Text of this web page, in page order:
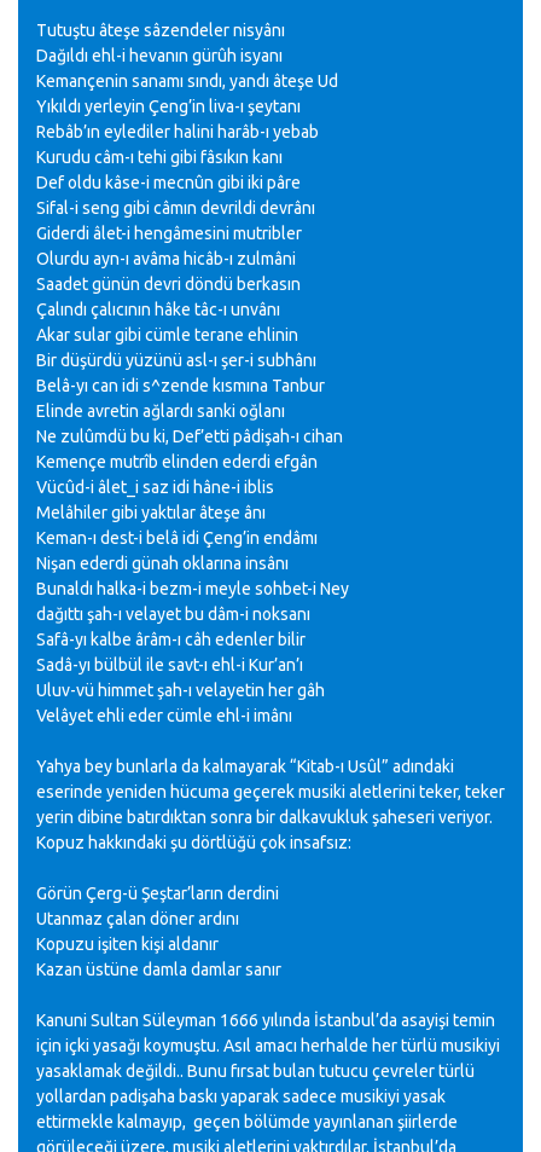
Tutuştu âteşe sâzendeler nisyânı
Dağıldı ehl-i hevanın gürûh isyanı
Kemançenin sanamı sındı, yandı âteşe Ud
Yıkıldı yerleyin Çeng’in liva-ı şeytanı
Rebâb’ın eylediler halini harâb-ı yebab
Kurudu câm-ı tehi gibi fâsıkın kanı
Def oldu kâse-i mecnûn gibi iki pâre
Sifal-i seng gibi câmın devrildi devrânı
Giderdi âlet-i hengâmesini mutribler
Olurdu ayn-ı avâma hicâb-ı zulmâni
Saadet günün devri döndü berkasın
Çalındı çalıcının hâke tâc-ı unvânı
Akar sular gibi cümle terane ehlinin
Bir düşürdü yüzünü asl-ı şer-i subhânı
Belâ-yı can idi s^zende kısmına Tanbur
Elinde avretin ağlardı sanki oğlanı
Ne zulûmdü bu ki, Def’etti pâdişah-ı cihan
Kemençe mutrîb elinden ederdi efgân
Vücûd-i âlet_i saz idi hâne-i iblis
Melâhiler gibi yaktılar âteşe ânı
Keman-ı dest-i belâ idi Çeng’in endâmı
Nişan ederdi günah oklarına insânı
Bunaldı halka-i bezm-i meyle sohbet-i Ney
dağıttı şah-ı velayet bu dâm-i noksanı
Safâ-yı kalbe ârâm-ı câh edenler bilir
Sadâ-yı bülbül ile savt-ı ehl-i Kur’an’ı
Uluv-vü himmet şah-ı velayetin her gâh
Velâyet ehli eder cümle ehl-i imânı
Yahya bey bunlarla da kalmayarak “Kitab-ı Usûl” adındaki
eserinde yeniden hücuma geçerek musiki aletlerini teker, teker
yerin dibine batırdıktan sonra bir dalkavukluk şaheseri veriyor.
Kopuz hakkındaki şu dörtlüğü çok insafsız:
Görün Çerg-ü Şeştar’ların derdini
Utanmaz çalan döner ardını
Kopuzu işiten kişi aldanır
Kazan üstüne damla damlar sanır
Kanuni Sultan Süleyman 1666 yılında İstanbul’da asayişi temin
için içki yasağı koymuştu. Asıl amacı herhalde her türlü musikiyi
yasaklamak değildi.. Bunu fırsat bulan tutucu çevreler türlü
yollardan padişaha baskı yaparak sadece musikiyi yasak
ettirmekle kalmayıp, geçen bölümde yayınlanan şiirlerde
görüleceği üzere, musiki aletlerini yaktırdılar. İstanbul’da